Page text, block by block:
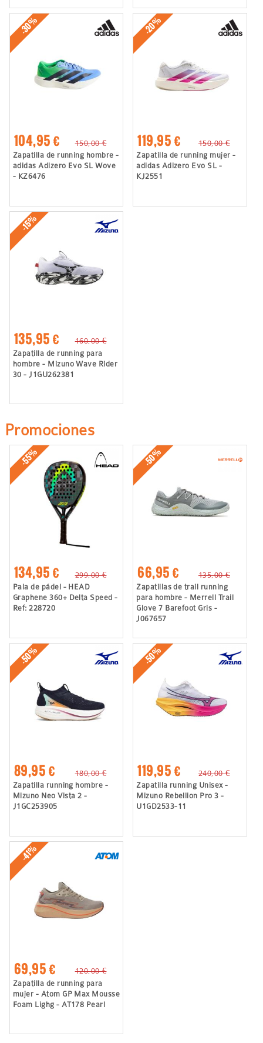
-30%
104,95 €
150,00 €
Zapatilla de running hombre -
adidas Adizero Evo SL Wove
- KZ6476
-20%
119,95 €
150,00 €
Zapatilla de running mujer -
adidas Adizero Evo SL -
KJ2551
-15%
135,95 €
160,00 €
Zapatilla de running para
hombre - Mizuno Wave Rider
30 - J1GU262381
Promociones
-55%
134,95 €
299,00 €
Pala de pádel - HEAD
Graphene 360+ Delta Speed -
Ref: 228720
-50%
66,95 €
135,00 €
Zapatillas de trail running
para hombre - Merrell Trail
Glove 7 Barefoot Gris -
J067657
-50%
89,95 €
180,00 €
Zapatilla running hombre -
Mizuno Neo Vista 2 -
J1GC253905
-50%
119,95 €
240,00 €
Zapatilla running Unisex -
Mizuno Rebellion Pro 3 -
U1GD2533-11
-41%
69,95 €
120,00 €
Zapatilla de running para
mujer - Atom GP Max Mousse
Foam Lighg - AT178 Pearl